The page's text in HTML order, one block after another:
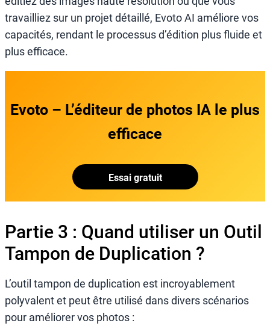
travailliez sur un projet détaillé, Evoto AI améliore vos
capacités, rendant le processus d’édition plus fluide et
plus efficace.
Evoto – L’éditeur de photos IA le plus
efficace
Essai gratuit
Partie 3 : Quand utiliser un Outil
Tampon de Duplication ?
L’outil tampon de duplication est incroyablement
polyvalent et peut être utilisé dans divers scénarios
pour améliorer vos photos :